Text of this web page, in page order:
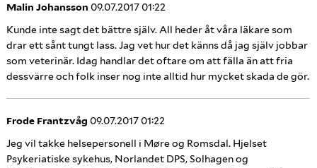
Malin Johansson 09.07.2017 01:22
Kunde inte sagt det bättre själv. All heder åt våra läkare som
drar ett sånt tungt lass. Jag vet hur det känns då jag själv jobbar
som veterinär. Idag handlar det oftare om att fälla än att fria
dessvärre och folk inser nog inte alltid hur mycket skada de gör.
Frode Frantzvåg 09.07.2017 01:22
Jeg vil takke helsepersonell i Møre og Romsdal. Hjelset
Psykeriatiske sykehus, Norlandet DPS, Solhagen og